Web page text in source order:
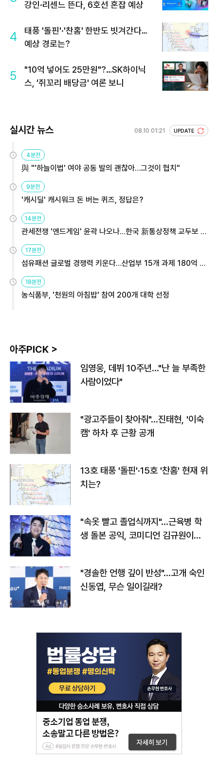
강인·리센느 뜬다, 6호선 혼잡 예상
4
태풍 '돌핀'·'찬홈' 한반도 빗겨간다…
예상 경로는?
5
"10억 넣어도 25만원"?…SK하이닉
스, '쥐꼬리 배당금' 여론 보니
실시간 뉴스 08.10 01:21 UPDATE
4분전
與 "'하늘이법' 여야 공동 발의 괜찮아…그것이 협치"
9분전
'캐시딜' 캐시워크 돈 버는 퀴즈, 정답은?
14분전
관세전쟁 '엔드게임' 윤곽 나오나…한국 新통상정책 교두보 활
용해야
17분전
섬유패션 글로벌 경쟁력 키운다…산업부 15개 과제 180억 지
원
18분전
농식품부, '천원의 아침밥' 참여 200개 대학 선정
아주PICK >
임영웅, 데뷔 10주년…"난 늘 부족한
사람이었다"
"광고주들이 찾아줘"…진태현, '이숙
캠' 하차 후 근황 공개
13호 태풍 '돌핀'·15호 '찬홈' 현재 위
치는?
"속옷 빨고 졸업식까지"…근육병 학
생 돌본 공익, 코미디언 김규원이었
"경솔한 언행 깊이 반성"…고개 숙인
신동엽, 무슨 일이길래?